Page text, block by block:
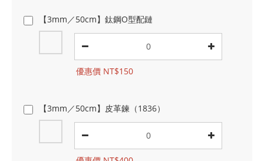
【3mm／50cm】鈦鋼O型配鏈
優惠價 NT$150
【3mm／50cm】皮革鍊（1836）